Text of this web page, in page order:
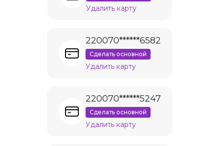
Удалить карту
220070******6582
Сделать основной
Удалить карту
220070******5247
Сделать основной
Удалить карту